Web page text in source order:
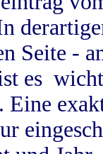
Seite -
es